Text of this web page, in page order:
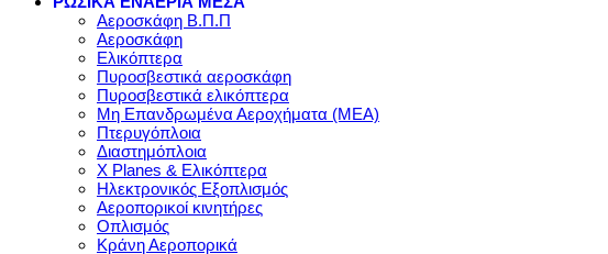
Αεροσκάφη Β.Π.Π
Αεροσκάφη
Ελικόπτερα
Πυροσβεστικά αεροσκάφη
Πυροσβεστικά ελικόπτερα
Μη Επανδρωμένα Αεροχήματα (ΜΕΑ)
Πτερυγόπλοια
Διαστημόπλοια
X Planes & Ελικόπτερα
Ηλεκτρονικός Εξοπλισμός
Αεροπορικοί κινητήρες
Οπλισμός
Κράνη Αεροπορικά